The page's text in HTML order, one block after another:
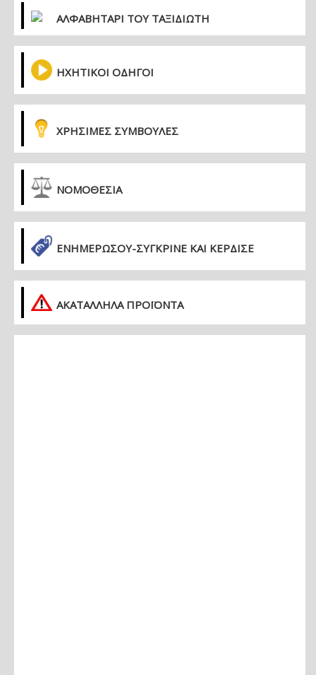
ΑΛΦΑΒΗΤΑΡΙ ΤΟΥ ΤΑΞΙΔΙΩΤΗ
ΗΧΗΤΙΚΟΙ ΟΔΗΓΟΙ
ΧΡΗΣΙΜΕΣ ΣΥΜΒΟΥΛΕΣ
ΝΟΜΟΘΕΣΙΑ
ΕΝΗΜΕΡΏΣΟΥ-ΣΎΓΚΡΙΝΕ ΚΑΙ ΚΈΡΔΙΣΕ
ΑΚΑΤΑΛΛΗΛΑ ΠΡΟΪΟΝΤΑ